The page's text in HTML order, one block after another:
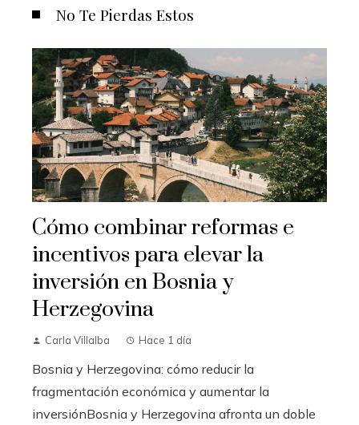
No Te Pierdas Estos
Cómo combinar reformas e
incentivos para elevar la
inversión en Bosnia y
Herzegovina
Carla Villalba Hace 1 día
Bosnia y Herzegovina: cómo reducir la
fragmentación económica y aumentar la
inversiónBosnia y Herzegovina afronta un doble